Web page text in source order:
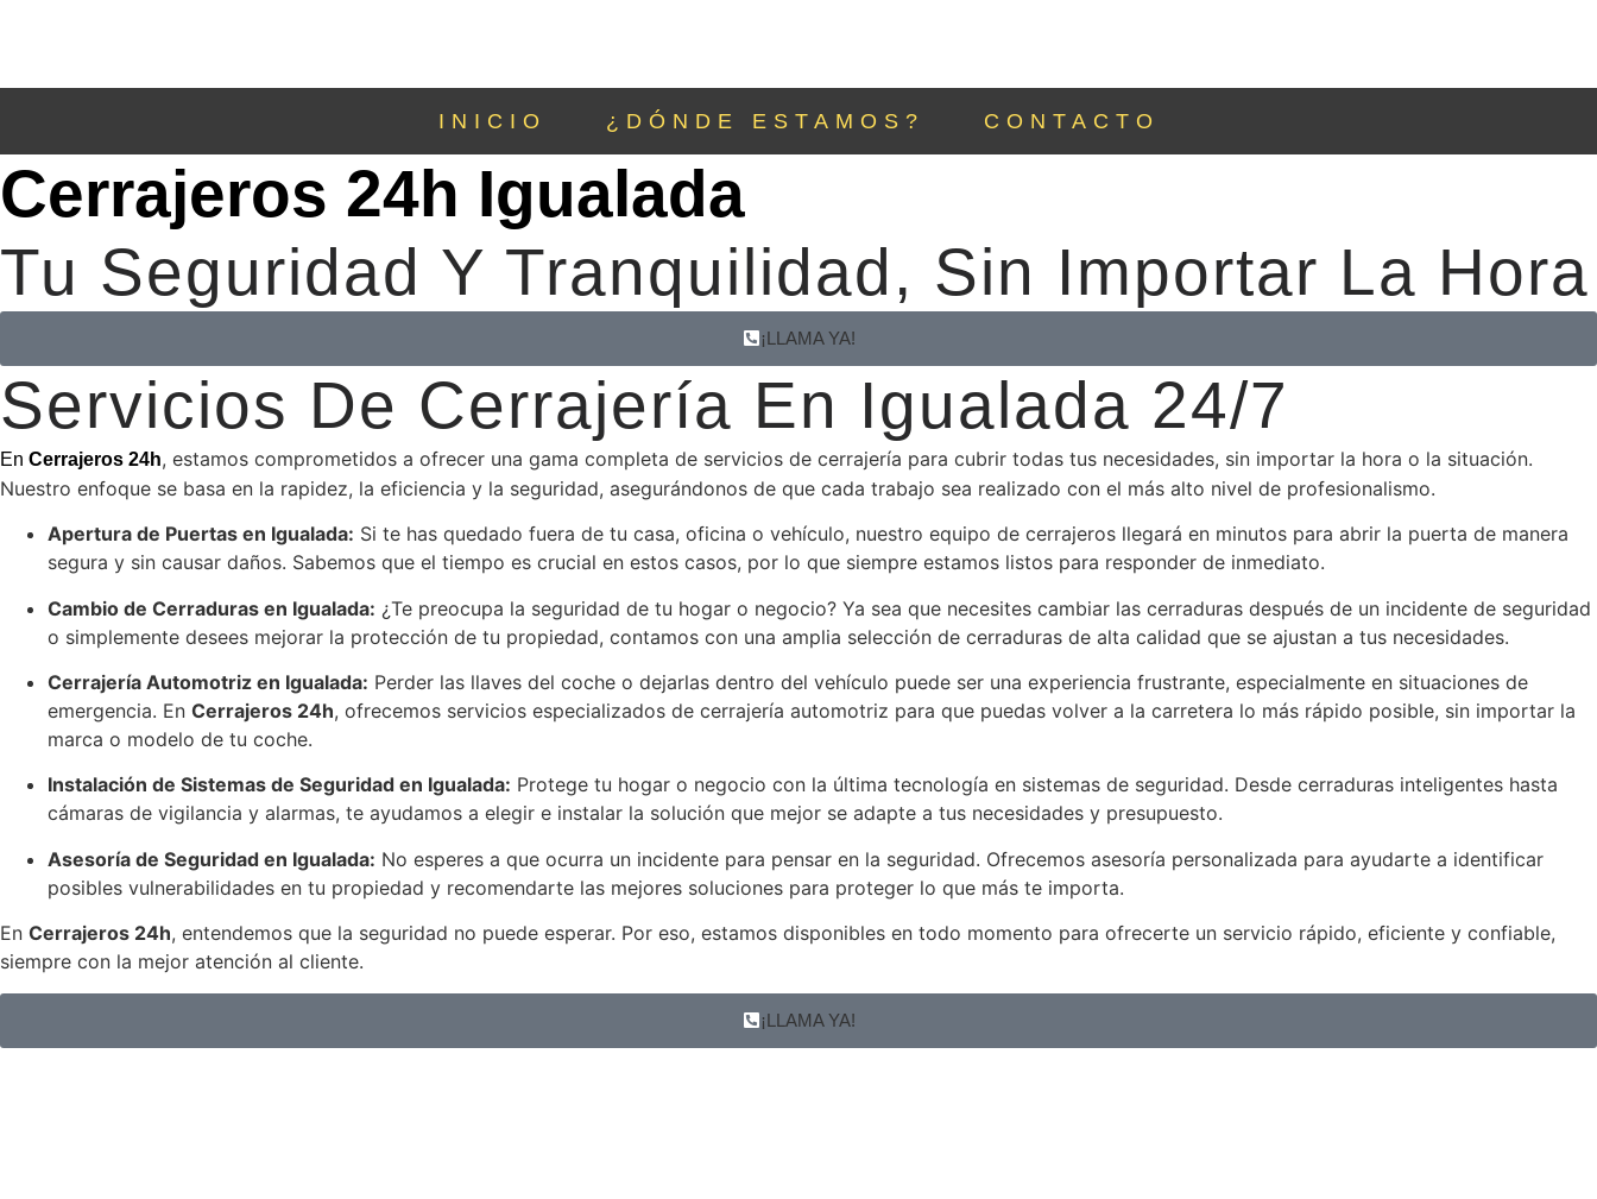
INICIO ¿DÓNDE ESTAMOS? CONTACTO
Cerrajeros 24h Igualada
Tu Seguridad Y Tranquilidad, Sin Importar La Hora
¡LLAMA YA!
Servicios De Cerrajería En Igualada 24/7
En Cerrajeros 24h, estamos comprometidos a ofrecer una gama completa de servicios de cerrajería para cubrir todas tus necesidades, sin importar la hora o la situación.
Nuestro enfoque se basa en la rapidez, la eficiencia y la seguridad, asegurándonos de que cada trabajo sea realizado con el más alto nivel de profesionalismo.
Apertura de Puertas en Igualada: Si te has quedado fuera de tu casa, oficina o vehículo, nuestro equipo de cerrajeros llegará en minutos para abrir la puerta de manera
segura y sin causar daños. Sabemos que el tiempo es crucial en estos casos, por lo que siempre estamos listos para responder de inmediato.
Cambio de Cerraduras en Igualada: ¿Te preocupa la seguridad de tu hogar o negocio? Ya sea que necesites cambiar las cerraduras después de un incidente de seguridad
o simplemente desees mejorar la protección de tu propiedad, contamos con una amplia selección de cerraduras de alta calidad que se ajustan a tus necesidades.
Cerrajería Automotriz en Igualada: Perder las llaves del coche o dejarlas dentro del vehículo puede ser una experiencia frustrante, especialmente en situaciones de
emergencia. En Cerrajeros 24h, ofrecemos servicios especializados de cerrajería automotriz para que puedas volver a la carretera lo más rápido posible, sin importar la
marca o modelo de tu coche.
Instalación de Sistemas de Seguridad en Igualada: Protege tu hogar o negocio con la última tecnología en sistemas de seguridad. Desde cerraduras inteligentes hasta
cámaras de vigilancia y alarmas, te ayudamos a elegir e instalar la solución que mejor se adapte a tus necesidades y presupuesto.
Asesoría de Seguridad en Igualada: No esperes a que ocurra un incidente para pensar en la seguridad. Ofrecemos asesoría personalizada para ayudarte a identificar
posibles vulnerabilidades en tu propiedad y recomendarte las mejores soluciones para proteger lo que más te importa.
En Cerrajeros 24h, entendemos que la seguridad no puede esperar. Por eso, estamos disponibles en todo momento para ofrecerte un servicio rápido, eficiente y confiable,
siempre con la mejor atención al cliente.
¡LLAMA YA!